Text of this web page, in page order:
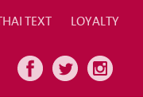
TEXT
LOYALTY